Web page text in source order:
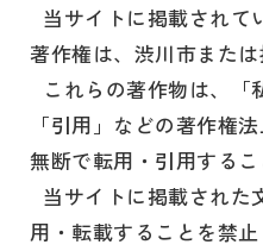
当サイトに掲載されて
著作権は、渋川市または
これらの著作物は、「
「引用」などの著作権
無断で転用・引用するこ
当サイトに掲載された
用・転載することを禁止